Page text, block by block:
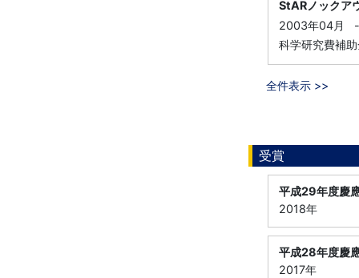
StARノックア
2003年04月
-
科学研究費補
全件表示 >>
受賞
平成29年度慶
2018年
平成28年度慶
2017年